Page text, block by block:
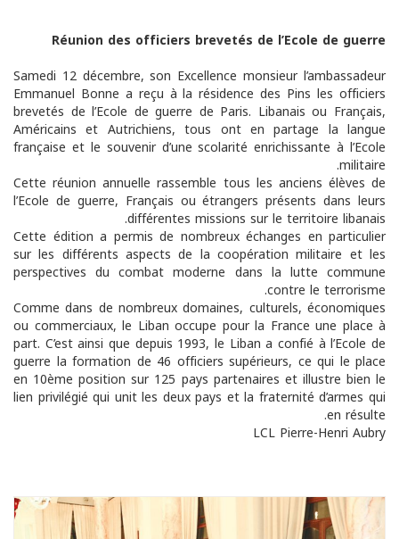
Réunion des officiers brevetés de l’Ecole de guerre
Samedi 12 décembre, son Excellence monsieur l’ambassadeur
Emmanuel Bonne a reçu à la résidence des Pins les officiers
brevetés de l’Ecole de guerre de Paris. Libanais ou Français,
Américains et Autrichiens, tous ont en partage la langue
française et le souvenir d’une scolarité enrichissante à l’Ecole
militaire.
Cette réunion annuelle rassemble tous les anciens élèves de
l’Ecole de guerre, Français ou étrangers présents dans leurs
différentes missions sur le territoire libanais.
Cette édition a permis de nombreux échanges en particulier
sur les différents aspects de la coopération militaire et les
perspectives du combat moderne dans la lutte commune
contre le terrorisme.
Comme dans de nombreux domaines, culturels, économiques
ou commerciaux, le Liban occupe pour la France une place à
part. C’est ainsi que depuis 1993, le Liban a confié à l’Ecole de
guerre la formation de 46 officiers supérieurs, ce qui le place
en 10ème position sur 125 pays partenaires et illustre bien le
lien privilégié qui unit les deux pays et la fraternité d’armes qui
en résulte.
LCL Pierre-Henri Aubry